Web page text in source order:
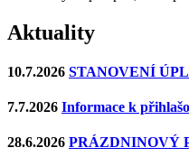
Aktuality
10.7.2026 STANOVENÍ
7.7.2026 Informace k
28.6.2026 PRÁZDNINOVÝ